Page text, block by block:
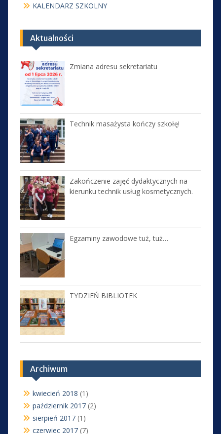
KALENDARZ SZKOLNY
Aktualności
Zmiana adresu sekretariatu
Technik masażysta kończy szkołę!
Zakończenie zajęć dydaktycznych na
kierunku technik usług kosmetycznych.
Egzaminy zawodowe tuż, tuż…
TYDZIEŃ BIBLIOTEK
Archiwum
kwiecień 2018 (1)
październik 2017(2)
sierpień 2017(1)
czerwiec 2017(7)